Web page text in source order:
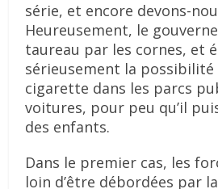
série, et encore devons-
Heureusement, le
taureau par les cornes, et
sérieusement la possibilité
cigarette dans les parcs
voitures, pour peu qu’il
des enfants.
Dans le premier cas, les
loin d’être débordées par